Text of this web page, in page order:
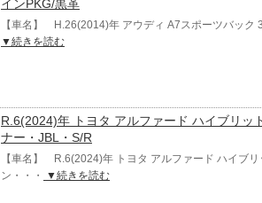
インPKG/黒革
【車名】 H.26(2014)年 アウディ A7スポーツバック
▼続きを読む
R.6(2024)年 トヨタ アルファード ハイブリッ
ナー・JBL・S/R
【車名】 R.6(2024)年 トヨタ アルファード ハイブ
ン・・・
▼続きを読む